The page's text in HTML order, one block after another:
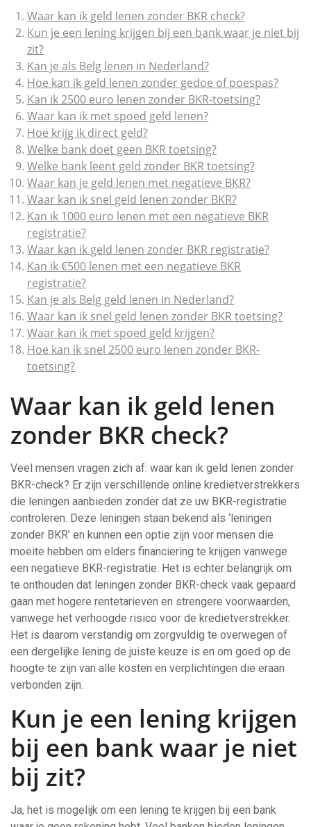
Waar kan ik geld lenen zonder BKR check?
Kun je een lening krijgen bij een bank waar je niet bij
zit?
Kan je als Belg lenen in Nederland?
Hoe kan ik geld lenen zonder gedoe of poespas?
Kan ik 2500 euro lenen zonder BKR-toetsing?
Waar kan ik met spoed geld lenen?
Hoe krijg ik direct geld?
Welke bank doet geen BKR toetsing?
Welke bank leent geld zonder BKR toetsing?
Waar kan je geld lenen met negatieve BKR?
Waar kan ik snel geld lenen zonder BKR?
Kan ik 1000 euro lenen met een negatieve BKR
registratie?
Waar kan ik geld lenen zonder BKR registratie?
Kan ik €500 lenen met een negatieve BKR
registratie?
Kan je als Belg geld lenen in Nederland?
Waar kan ik snel geld lenen zonder BKR toetsing?
Waar kan ik met spoed geld krijgen?
Hoe kan ik snel 2500 euro lenen zonder BKR-
toetsing?
Waar kan ik geld lenen
zonder BKR check?
Veel mensen vragen zich af: waar kan ik geld lenen zonder
BKR-check? Er zijn verschillende online kredietverstrekkers
die leningen aanbieden zonder dat ze uw BKR-registratie
controleren. Deze leningen staan bekend als ‘leningen
zonder BKR’ en kunnen een optie zijn voor mensen die
moeite hebben om elders financiering te krijgen vanwege
een negatieve BKR-registratie. Het is echter belangrijk om
te onthouden dat leningen zonder BKR-check vaak gepaard
gaan met hogere rentetarieven en strengere voorwaarden,
vanwege het verhoogde risico voor de kredietverstrekker.
Het is daarom verstandig om zorgvuldig te overwegen of
een dergelijke lening de juiste keuze is en om goed op de
hoogte te zijn van alle kosten en verplichtingen die eraan
verbonden zijn.
Kun je een lening krijgen
bij een bank waar je niet
bij zit?
Ja, het is mogelijk om een lening te krijgen bij een bank